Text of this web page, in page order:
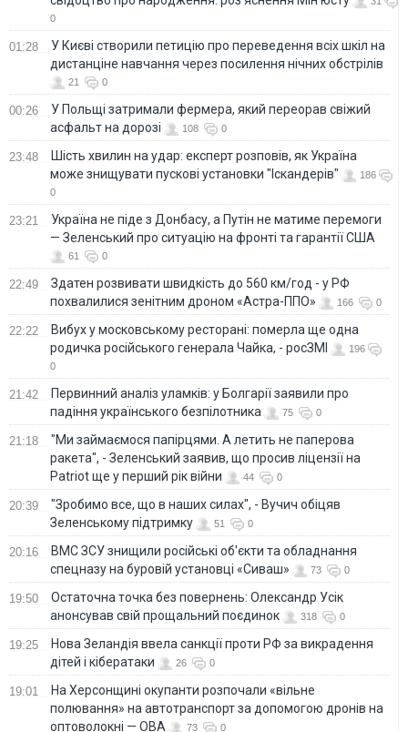
0
01:28
У Києві створили петицію про переведення всіх шкіл на
дистанціне навчання через посилення нічних обстрілів
21 0
00:26
У Польщі затримали фермера, який переорав свіжий
асфальт на дорозі
108 0
23:48
Шість хвилин на удар: експерт розповів, як Україна
може знищувати пускові установки "Іскандерів"
186
0
23:21
Україна не піде з Донбасу, а Путін не матиме перемоги
— Зеленський про ситуацію на фронті та гарантії США
61 0
22:49
Здатен розвивати швидкість до 560 км/год - у РФ
похвалилися зенітним дроном «Астра-ППО»
166 0
22:22
Вибух у московському ресторані: померла ще одна
родичка російського генерала Чайка, - росЗМІ
196
0
21:42
Первинний аналіз уламків: у Болгарії заявили про
падіння українського безпілотника
75 0
21:18
"Ми займаємося папірцями. А летить не паперова
ракета", - Зеленський заявив, що просив ліцензії на
Patriot ще у перший рік війни
44 0
20:39
"Зробимо все, що в наших силах", - Вучич обіцяв
Зеленському підтримку
51 0
20:16
ВМС ЗСУ знищили російські об'єкти та обладнання
спецназу на буровій установці «Сиваш»
73 0
19:50
Остаточна точка без повернень: Олександр Усік
анонсував свій прощальний поєдинок
318 0
19:25
Нова Зеландія ввела санкції проти РФ за викрадення
дітей і кібератаки
26 0
19:01
На Херсонщині окупанти розпочали «вільне
полювання» на автотранспорт за допомогою дронів на
оптоволокні — ОВА
73 0